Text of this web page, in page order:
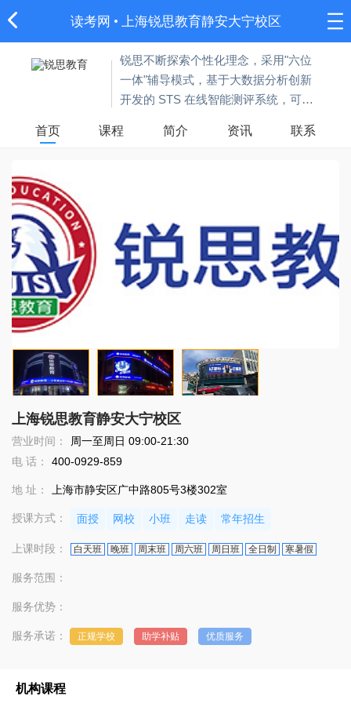
读考网 • 上海锐思教育静安大宁校区
锐思不断探索个性化理念，采用"六位
一体"辅导模式，基于大数据分析创新
开发的 STS 在线智能测评系统，可能
施教、查缺补漏、快速提高。
首页 课程 简介 资讯 联系
上海锐思教育静安大宁校区
营业时间：
周一至周日 09:00-21:30
电 话：
400-0929-859
地 址： 上海市静安区广中路805号3楼302室
授课方式： 面授 网校 小班 走读 常年招生
上课时段： 白天班 晚班 周末班 周六班 周日班 全日制 寒暑假
服务范围：
服务优势：
服务承诺： 正规学校 助学补贴 优质服务
机构课程